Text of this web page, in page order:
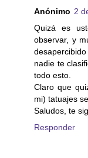
Anónimo 2
Quizá es
observar, y
nadie te
todo esto.
Claro que
mi) tatuajes
Saludos, te
Responder